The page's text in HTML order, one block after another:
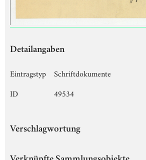
Detailangaben
Eintragstyp
Schriftdokumente
ID
49534
Verschlagwortung